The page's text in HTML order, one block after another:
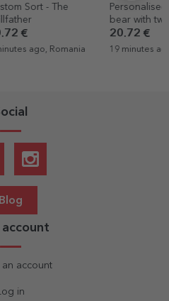
Personalised teddy
bear with two photos
19 minutes ago, Romania
kit
26
Blog
account
an account
in